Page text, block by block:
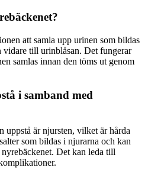
att samla upp urinen som bildas
vidare till urinblåsan. Det fungerar
samlas innan den töms ut genom
i samband med
uppstå är njursten, vilket är hårda
som bildas i njurarna och kan
Det kan leda till